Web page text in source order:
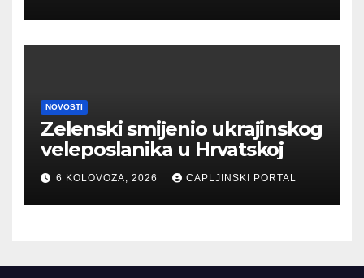
NOVOSTI
Zelenski smijenio ukrajinskog
veleposlanika u Hrvatskoj
6 KOLOVOZA, 2026 CAPLJINSKI PORTAL